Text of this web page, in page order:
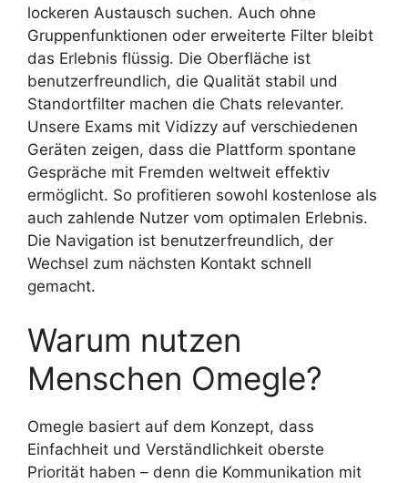
lockeren Austausch suchen. Auch ohne
Gruppenfunktionen oder erweiterte Filter bleibt
das Erlebnis flüssig. Die Oberfläche ist
benutzerfreundlich, die Qualität stabil und
Standortfilter machen die Chats relevanter.
Unsere Exams mit Vidizzy auf verschiedenen
Geräten zeigen, dass die Plattform spontane
Gespräche mit Fremden weltweit effektiv
ermöglicht. So profitieren sowohl kostenlose als
auch zahlende Nutzer vom optimalen Erlebnis.
Die Navigation ist benutzerfreundlich, der
Wechsel zum nächsten Kontakt schnell
gemacht.
Warum nutzen
Menschen Omegle?
Omegle basiert auf dem Konzept, dass
Einfachheit und Verständlichkeit oberste
Priorität haben – denn die Kommunikation mit